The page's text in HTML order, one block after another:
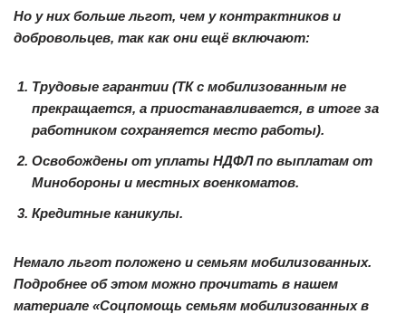
Но у них больше льгот, чем у контрактников и
добровольцев, так как они ещё включают:
Трудовые гарантии (ТК с мобилизованным не
прекращается, а приостанавливается, в итоге за
работником сохраняется место работы).
Освобождены от уплаты НДФЛ по выплатам от
Минобороны и местных военкоматов.
Кредитные каникулы.
Немало льгот положено и семьям мобилизованных.
Подробнее об этом можно прочитать в нашем
материале «Соцпомощь семьям мобилизованных в